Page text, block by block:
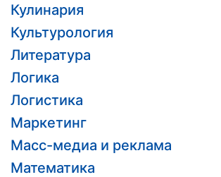
Кулинария
Культурология
Литература
Логика
Логистика
Маркетинг
Масс-медиа и реклама
Математика